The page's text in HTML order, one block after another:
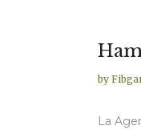
by
La